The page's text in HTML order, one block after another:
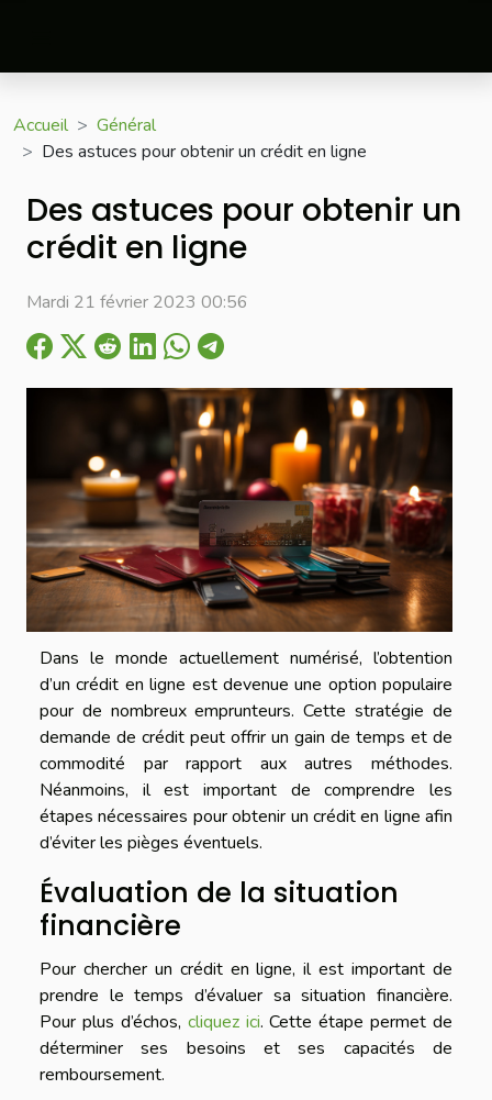
Accueil
Général
Des astuces pour obtenir un crédit en ligne
Des astuces pour obtenir un
crédit en ligne
Mardi 21 février 2023 00:56
Dans le monde actuellement numérisé, l’obtention
d’un crédit en ligne est devenue une option populaire
pour de nombreux emprunteurs. Cette stratégie de
demande de crédit peut offrir un gain de temps et de
commodité par rapport aux autres méthodes.
Néanmoins, il est important de comprendre les
étapes nécessaires pour obtenir un crédit en ligne afin
d’éviter les pièges éventuels.
Évaluation de la situation
financière
Pour chercher un crédit en ligne, il est important de
prendre le temps d’évaluer sa situation financière.
Pour plus d’échos, cliquez ici. Cette étape permet de
déterminer ses besoins et ses capacités de
remboursement.